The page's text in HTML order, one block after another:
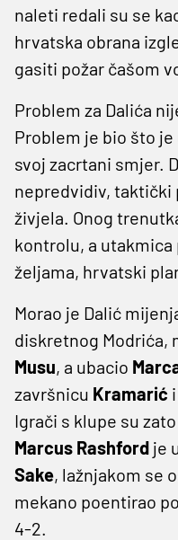
naleti redali su se
hrvatska obrana
gasiti požar čašom
Problem za Dalića
Problem je bio što
svoj zacrtani smjer.
nepredvidiv, taktički
živjela. Onog
kontrolu, a
željama, hrvatski
Morao je Dalić
diskretnog Modrića,
Musu, a ubacio
završnicu Kramarić i
Igrači s klupe su
Marcus Rashford je
Sake, lažnjakom se
mekano poentirao
4-2.